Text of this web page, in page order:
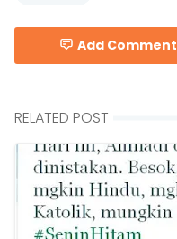
Add Comment
RELATED POST